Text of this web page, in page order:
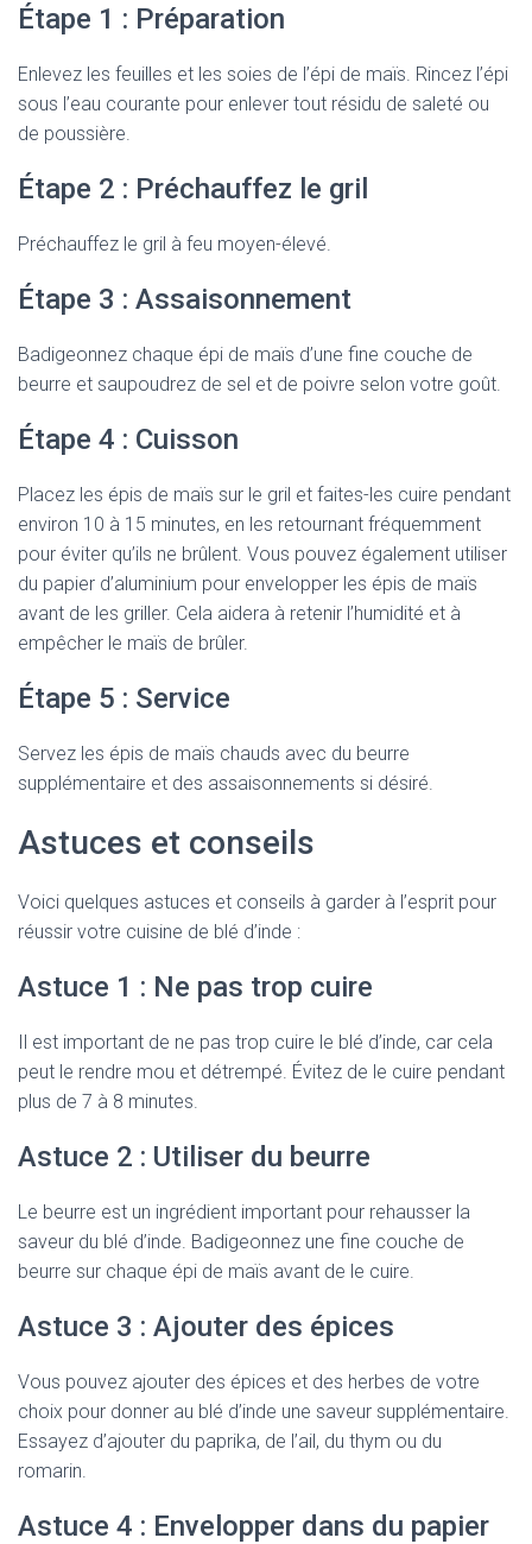
Étape 1 : Préparation
Enlevez les feuilles et les soies de l’épi de maïs. Rincez l’épi
sous l’eau courante pour enlever tout résidu de saleté ou
de poussière.
Étape 2 : Préchauffez le gril
Préchauffez le gril à feu moyen-élevé.
Étape 3 : Assaisonnement
Badigeonnez chaque épi de maïs d’une fine couche de
beurre et saupoudrez de sel et de poivre selon votre goût.
Étape 4 : Cuisson
Placez les épis de maïs sur le gril et faites-les cuire pendant
environ 10 à 15 minutes, en les retournant fréquemment
pour éviter qu’ils ne brûlent. Vous pouvez également utiliser
du papier d’aluminium pour envelopper les épis de maïs
avant de les griller. Cela aidera à retenir l’humidité et à
empêcher le maïs de brûler.
Étape 5 : Service
Servez les épis de maïs chauds avec du beurre
supplémentaire et des assaisonnements si désiré.
Astuces et conseils
Voici quelques astuces et conseils à garder à l’esprit pour
réussir votre cuisine de blé d’inde :
Astuce 1 : Ne pas trop cuire
Il est important de ne pas trop cuire le blé d’inde, car cela
peut le rendre mou et détrempé. Évitez de le cuire pendant
plus de 7 à 8 minutes.
Astuce 2 : Utiliser du beurre
Le beurre est un ingrédient important pour rehausser la
saveur du blé d’inde. Badigeonnez une fine couche de
beurre sur chaque épi de maïs avant de le cuire.
Astuce 3 : Ajouter des épices
Vous pouvez ajouter des épices et des herbes de votre
choix pour donner au blé d’inde une saveur supplémentaire.
Essayez d’ajouter du paprika, de l’ail, du thym ou du
romarin.
Astuce 4 : Envelopper dans du papier